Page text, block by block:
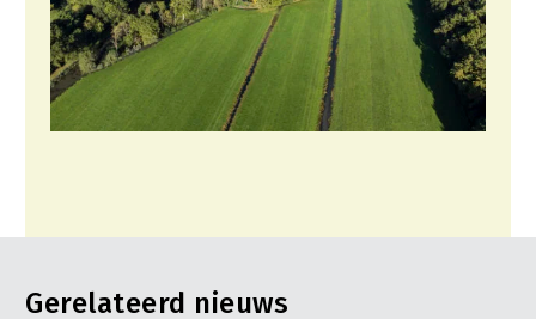
Gerelateerd nieuws